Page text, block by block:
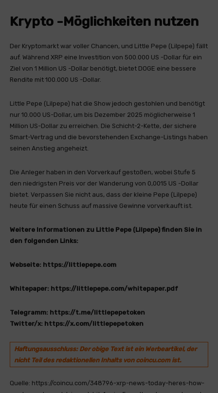
Krypto -Möglichkeiten nutzen
Der Kryptomarkt war voller Chancen, und Little Pepe (Lilpepe) fällt
auf. Während XRP eine Investition von 500.000 US -Dollar für ein
Ziel von 1 Million US -Dollar benötigt, bietet DOGE eine bessere
Rendite mit 100.000 US -Dollar.
Little Pepe (Lilpepe) hat die Show jedoch gestohlen und benötigt
nur 10.000 US-Dollar, um bis Dezember 2025 möglicherweise 1
Million US-Dollar zu erreichen. Die Schicht-2-Kette, der sichere
Smart-Vertrag und die bevorstehenden Exchange-Listings haben
seinen Anstieg angeheizt.
Die Anleger haben in den Vorverkauf gestoßen, wobei Stufe 5
den niedrigsten Preis vor der Wanderung von 0,0015 US -Dollar
bietet. Verpassen Sie nicht aus, dass der kleine Pepe (Lilpepe)
heute für einen Schuss auf massive Gewinne vorverkauft ist.
Weitere Informationen zu Little Pepe (Lilpepe) finden Sie in
den folgenden Links:
Webseite: https://littlepepe.com
Whitepaper: https://littlepepe.com/whitepaper.pdf
Telegramm: https://t.me/littlepepetoken
Twitter/x: https://x.com/littlepepetoken
Haftungsausschluss: Der obige Text ist ein Werbeartikel, der
nicht Teil des redaktionellen Inhalts von coincu.com ist.
Quelle: https://coincu.com/348796-xrp-news-today-heres-how-